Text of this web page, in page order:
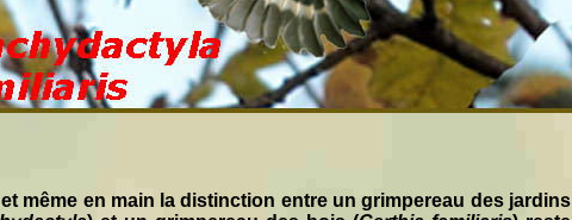
même en main la distinction entre un grimpereau des jardins